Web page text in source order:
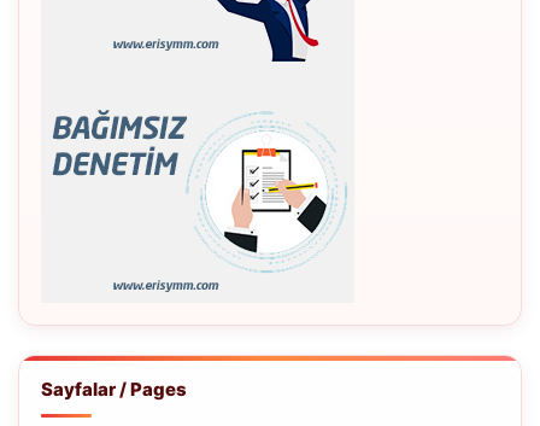
Sayfalar / Pages